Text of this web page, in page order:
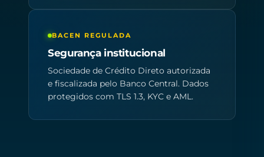
BACEN REGULADA
Segurança institucional
Sociedade de Crédito Direto autorizada
e fiscalizada pelo Banco Central. Dados
protegidos com TLS 1.3, KYC e AML.